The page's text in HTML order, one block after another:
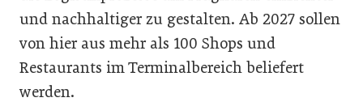
und nachhaltiger zu gestalten. Ab 2027 sollen
von hier aus mehr als 100 Shops und
Restaurants im Terminalbereich beliefert
werden.